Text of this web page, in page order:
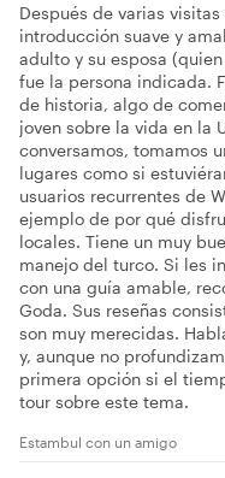
Después de varias
introducción suave y
adulto y su esposa
fue la persona indicada.
de historia, algo de
joven sobre la vida en la
conversamos, tomamos
lugares como si
usuarios recurrentes de
ejemplo de por qué
locales. Tiene un muy
manejo del turco. Si les
con una guía amable,
Goda. Sus reseñas
son muy merecidas.
y, aunque no
primera opción si el
tour sobre este tema.
Estambul con un amigo